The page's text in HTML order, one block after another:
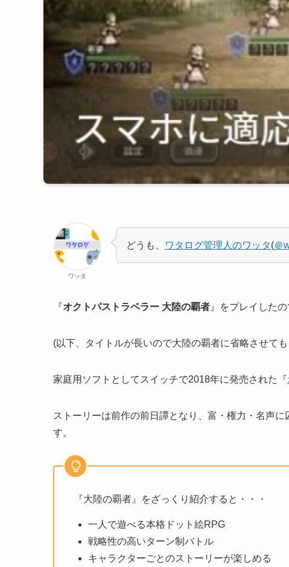
ワッタ
どうも、 ワタログ管理人のワッタ(＠
『オクトパストラベラー 大陸の覇者 』をプレイした
(以下、タイトルが長いので大陸の覇者に省略させて
家庭用ソフトとしてスイッチで2018年に発売された『
ストーリーは前作の前日譚となり、富・権力・名声
す。
『大陸の覇者』をざっくり紹介すると・・・
一人で遊べる本格ドット絵RPG
戦略性の高いターン制バトル
キャラクターごとのストーリーが楽しめる